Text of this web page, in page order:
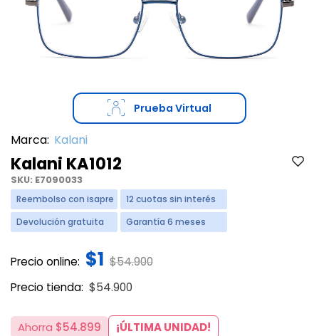
Prueba Virtual
Marca: Kalani
Kalani KA1012
SKU: E7090033
Reembolso con isapre
12 cuotas sin interés
Devolución gratuita
Garantía 6 meses
Precio online: $1 Price reduced from
$54.900to
Precio tienda:
Price reduced from
$54.900
Ahorra $54.899 ¡ÚLTIMA UNIDAD!